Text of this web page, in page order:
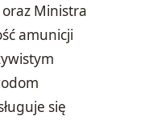
Ministra
amunicji
się